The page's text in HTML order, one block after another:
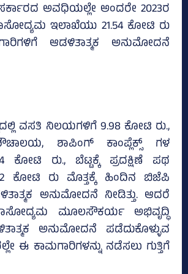
ಅವಧಿಯಲ್ಲೇ ಅಂದರೇ 2023ರ
ಇಲಾಖೆಯು 21.54 ಕೋಟಿ ರು
ಆಡಳಿತಾತ್ಮಕ ಅನುಮೋದನೆ
ವಸತಿ ನಿಲಯಗಳಿಗೆ 9.98 ಕೋಟಿ ರು.,
ಶಾಪಿಂಗ್‌ ಕಾಂಪ್ಲೆಕ್ಸ್‌ ಗಳ
ಕೋಟಿ ರು., ಬೆಟ್ಟಕ್ಕೆ ಪ್ರದಕ್ಷಿಣೆ ಪಥ
ಕೋಟಿ ರು ಮೊತ್ತಕ್ಕೆ ಹಿಂದಿನ ಬಿಜೆಪಿ
ಅನುಮೋದನೆ ನೀಡಿತ್ತು. ಆದರೆ
ಮೂಲಸೌಕರ್ಯ ಅಭಿವೃದ್ಧಿ
ಅನುಮೋದನೆ ಪಡೆದುಕೊಳ್ಳುವ
ಈ ಕಾಮಗಾರಿಗಳನ್ನು ನಡೆಸಲು ಗುತ್ತಿಗೆ